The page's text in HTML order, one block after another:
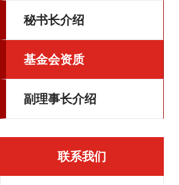
秘书长介绍
基金会资质
副理事长介绍
联系我们